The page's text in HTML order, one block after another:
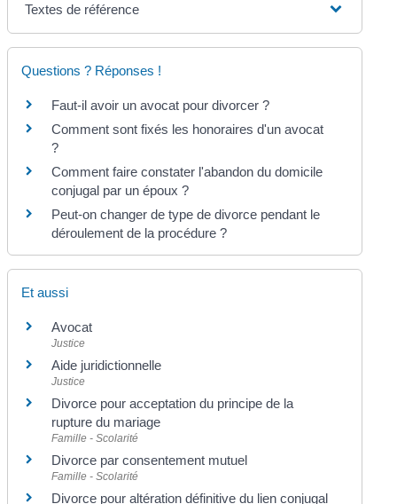
Textes de référence
Questions ? Réponses !
Faut-il avoir un avocat pour divorcer ?
Comment sont fixés les honoraires d'un avocat
?
Comment faire constater l'abandon du domicile
conjugal par un époux ?
Peut-on changer de type de divorce pendant le
déroulement de la procédure ?
Et aussi
Avocat
Justice
Aide juridictionnelle
Justice
Divorce pour acceptation du principe de la
rupture du mariage
Famille - Scolarité
Divorce par consentement mutuel
Famille - Scolarité
Divorce pour altération définitive du lien conjugal